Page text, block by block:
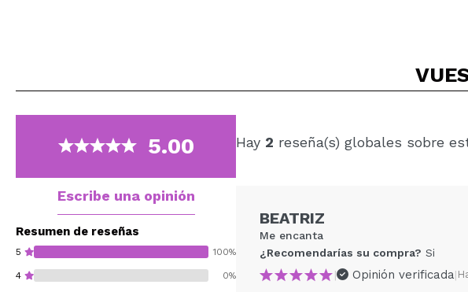
5.00
Escribe una opinión
Resumen de reseñas
5 100%
4 0%
Hay 2 reseña(s) globales sobre
BEATRIZ
Me encanta
¿Recomendarías su compra? Si
|
Opinión verificada|